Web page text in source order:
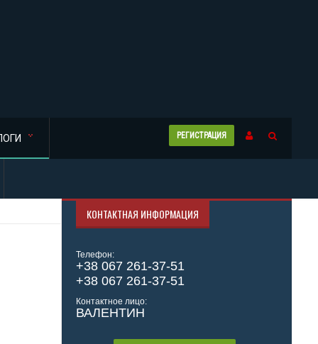
РЕГИСТРАЦИЯ
КОНТАКТНАЯ ИНФОРМАЦИЯ
Телефон:
+38 067 261-37-51
+38 067 261-37-51
Контактное лицо:
ВАЛЕНТИН